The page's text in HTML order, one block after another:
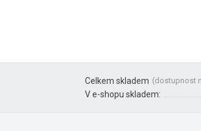
Celkem skladem (dostupnost
V e-shopu skladem: